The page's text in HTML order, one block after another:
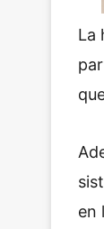
La
en